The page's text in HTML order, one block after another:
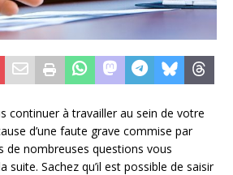
continuer à travailler au sein de votre
d’une faute grave commise par
de nombreuses questions vous
suite. Sachez qu’il est possible de saisir